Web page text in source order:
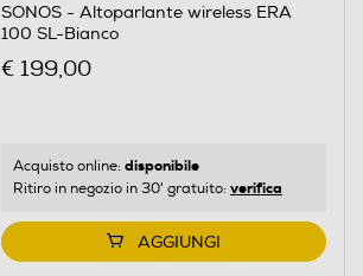
SONOS - Altoparlante wireless ERA
100 SL-Bianco
€ 199,00
Acquisto online: disponibile
Ritiro in negozio in 30' gratuito: verifica
AGGIUNGI